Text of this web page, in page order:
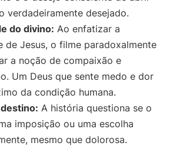
verdadeiramente desejado.
do divino: Ao enfatizar a
de Jesus, o filme paradoxalmente
a noção de compaixão e
Um Deus que sente medo e dor
da condição humana.
A história questiona se o
imposição ou uma escolha
mesmo que dolorosa.